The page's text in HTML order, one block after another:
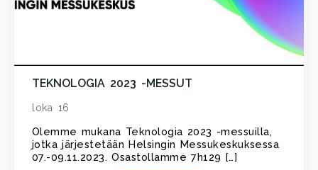
TEKNOLOGIA 2023 -MESSUT
loka 16
Olemme mukana Teknologia 2023 -messuilla,
jotka järjestetään Helsingin Messukeskuksessa
07.-09.11.2023. Osastollamme 7h129 […]